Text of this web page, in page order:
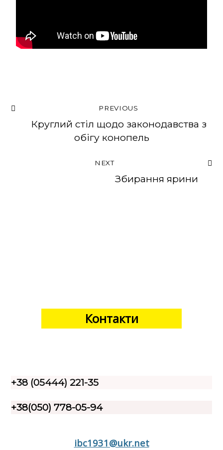
PREVIOUS
Круглий стіл щодо законодавства з
обігу конопель
NEXT
Збирання ярини
Контакти
+38 (05444) 221-35
+38(050) 778-05-94
ibc1931@ukr.net